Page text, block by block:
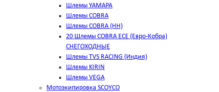
Шлемы YAMAPA
Шлемы COBRA
Шлемы COBRA (HH)
20 Шлемы COBRA ECE (Евро-Кобра)
СНЕГОХОДНЫЕ
Шлемы TVS RACING (Индия)
Шлемы KIRIN
Шлемы VEGA
Мотоэкипировка SCOYCO